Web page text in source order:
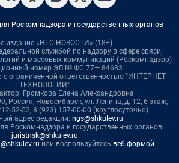
Роскомнадзора и государственных органов
издание «НГС.НОВОСТИ» (18+)
службой по надзору в сфере связи,
и массовых коммуникаций (Роскомнадзор)
номер ЭЛ № ФС 77— 84683
с ограниченной ответственностью "ИНТЕРНЕТ
ТЕХНОЛОГИИ"
Громкова Елена Александровна
Россия, Новосибирск, ул. Ленина, д. 12, 6 этаж,
52-52, 8 (923) 157-00-00 (круглосуточно)
адрес редакции: ngs@shkulev.ru
Роскомнадзора и государственных органов:
juristnsk@shkulev.ru
или воспользуйтесь веб-формой